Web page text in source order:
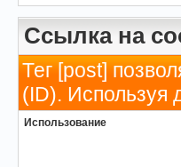
Ссылка на
Тег [post]
(ID). Используя
Использование